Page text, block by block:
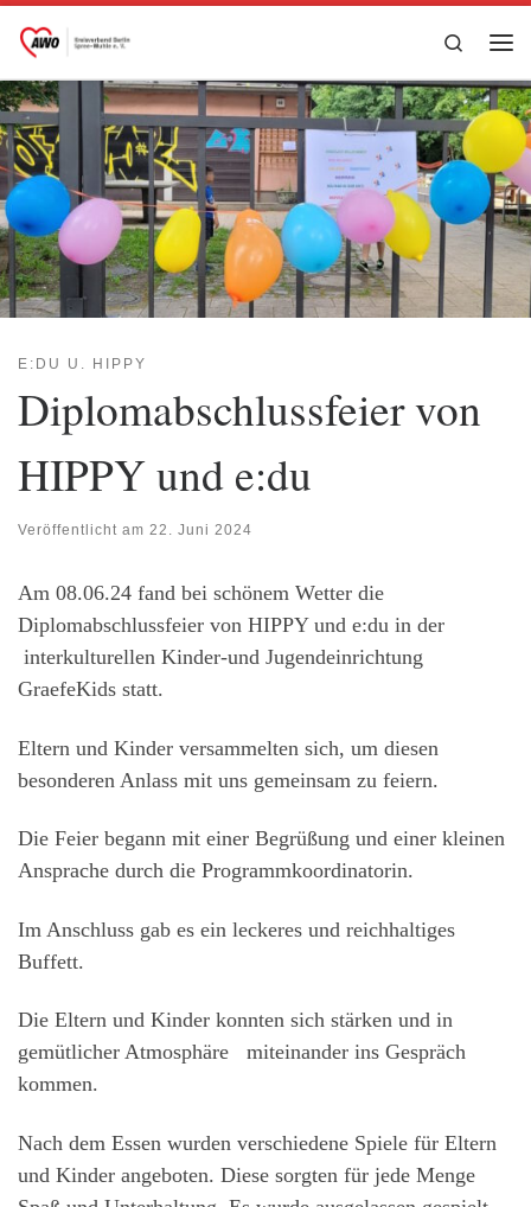
Zum Inhalt springen
Search
E:DU U. HIPPY
Diplomabschlussfeier von
HIPPY und e:du
Veröffentlicht am 22. Juni 2024
Am 08.06.24 fand bei schönem Wetter die
Diplomabschlussfeier von HIPPY und e:du in der
interkulturellen Kinder-und Jugendeinrichtung
GraefeKids statt.
Eltern und Kinder versammelten sich, um diesen
besonderen Anlass mit uns gemeinsam zu feiern.
Die Feier begann mit einer Begrüßung und einer kleinen
Ansprache durch die Programmkoordinatorin.
Im Anschluss gab es ein leckeres und reichhaltiges
Buffett.
Die Eltern und Kinder konnten sich stärken und in
gemütlicher Atmosphäre miteinander ins Gespräch
kommen.
Nach dem Essen wurden verschiedene Spiele für Eltern
und Kinder angeboten. Diese sorgten für jede Menge